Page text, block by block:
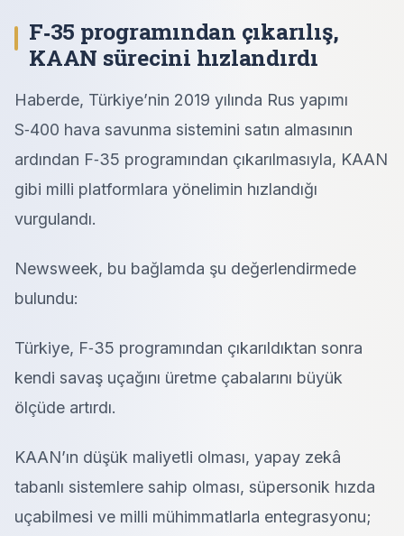
F‑35 programından çıkarılış,
KAAN sürecini hızlandırdı
Haberde, Türkiye’nin 2019 yılında Rus yapımı
S‑400 hava savunma sistemini satın almasının
ardından F‑35 programından çıkarılmasıyla, KAAN
gibi milli platformlara yönelimin hızlandığı
vurgulandı.
Newsweek, bu bağlamda şu değerlendirmede
bulundu:
Türkiye, F‑35 programından çıkarıldıktan sonra
kendi savaş uçağını üretme çabalarını büyük
ölçüde artırdı.
KAAN’ın düşük maliyetli olması, yapay zekâ
tabanlı sistemlere sahip olması, süpersonik hızda
uçabilmesi ve milli mühimmatlarla entegrasyonu;